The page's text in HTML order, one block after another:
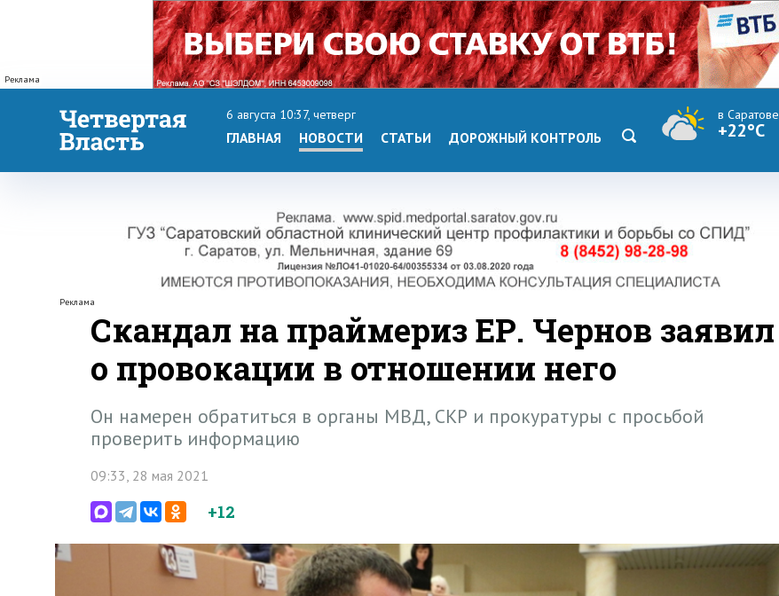
Реклама
6 августа 10:37, четверг
ГЛАВНАЯ НОВОСТИ СТАТЬИ ДОРОЖНЫЙ КОНТРОЛЬ
в Саратове
+22°C
Реклама
Скандал на праймериз ЕР. Чернов заявил
о провокации в отношении него
Он намерен обратиться в органы МВД, СКР и прокуратуры с просьбой
проверить информацию
09:33, 28 мая 2021
+12